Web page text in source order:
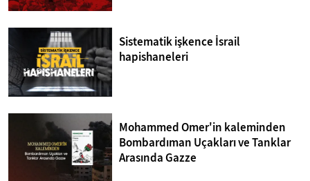
Sistematik işkence İsrail
hapishaneleri
Mohammed Omer'in kaleminden
Bombardıman Uçakları ve Tanklar
Arasında Gazze